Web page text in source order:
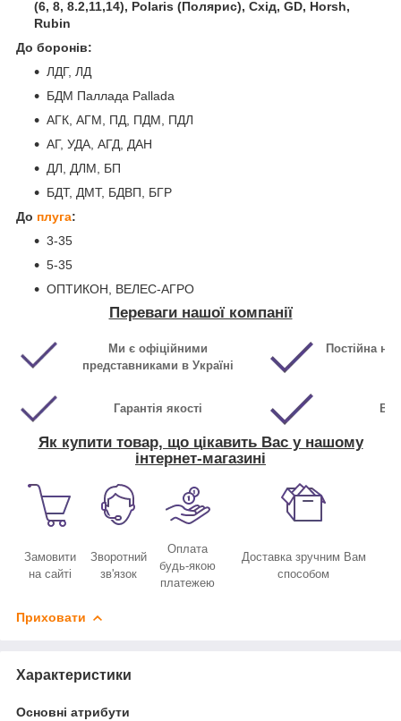
(6, 8, 8.2,11,14), Polaris (Полярис), Схід, GD, Horsh,
Rubin
До боронів:
ЛДГ, ЛД
БДМ Паллада Pallada
АГК, АГМ, ПД, ПДМ, ПДЛ
АГ, УДА, АГД, ДАН
ДЛ, ДЛМ, БП
БДТ, ДМТ, БДВП, БГР
До плуга:
3-35
5-35
ОПТИКОН, ВЕЛЕС-АГРО
Переваги нашої компанії
Ми є офіційними
представниками в Україні
Постійна
Гарантія якості
Як купити товар, що цікавить Вас у нашому
інтернет-магазині
Замовити
на сайті
Зворотний
зв'язок
Оплата
будь-якою
платежею
Доставка зручним Вам
способом
Приховати
Характеристики
Основні атрибути